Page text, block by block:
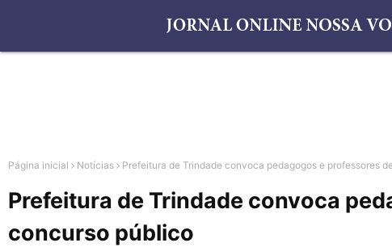
Página inicial Notícias Prefeitura de Trindade convoca pedagogos e professores
Prefeitura de Trindade convoca
concurso público